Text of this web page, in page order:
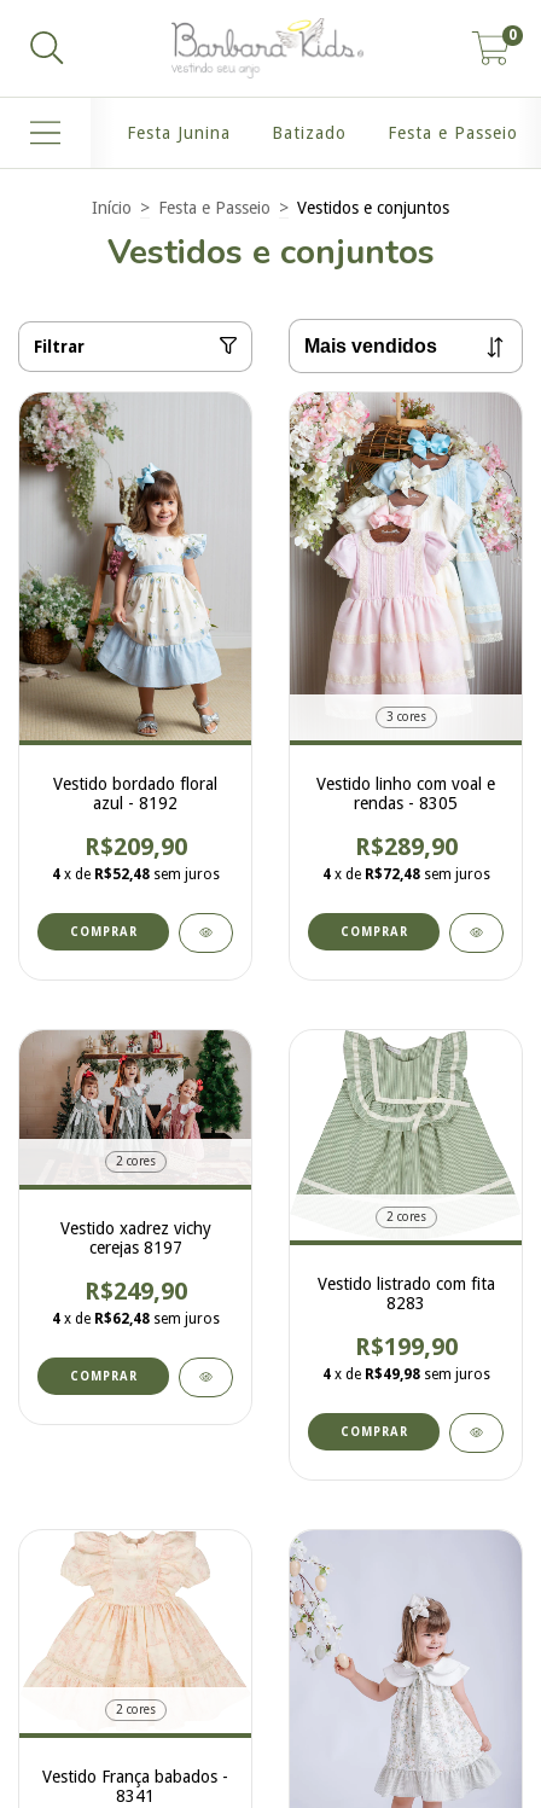
0
Festa Junina Batizado Festa e Passeio
Início > Festa e Passeio > Vestidos e conjuntos
Vestidos e conjuntos
Filtrar
Vestido bordado floral
azul - 8192
R$209,90
4 x de R$52,48 sem juros
COMPRAR
3 cores
Vestido linho com voal e
rendas - 8305
R$289,90
4 x de R$72,48 sem juros
COMPRAR
2 cores
Vestido xadrez vichy
cerejas 8197
R$249,90
4 x de R$62,48 sem juros
COMPRAR
2 cores
Vestido listrado com fita
8283
R$199,90
4 x de R$49,98 sem juros
COMPRAR
2 cores
Vestido França babados -
8341